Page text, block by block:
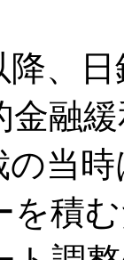
、日
金融
当時
を積